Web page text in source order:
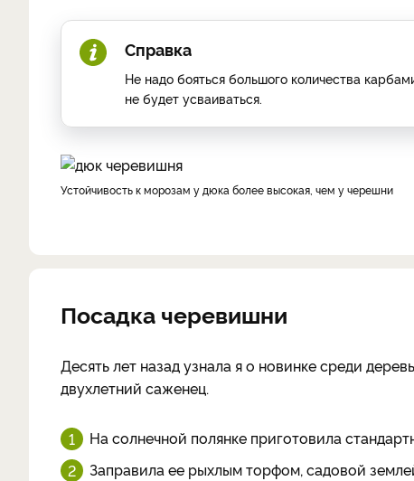
Справка
Не надо бояться большого количества
не будет усваиваться.
Устойчивость к морозам у дюка более высокая, чем у черешни
Посадка черевишни
Десять лет назад узнала я о новинке среди
двухлетний саженец.
На солнечной полянке приготовила
Заправила ее рыхлым торфом, садовой